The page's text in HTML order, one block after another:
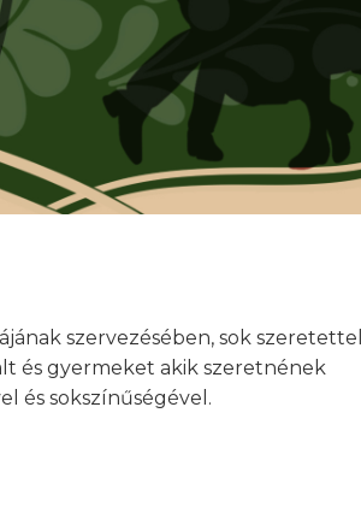
szervezésében, sok szeretettel
és gyermeket akik szeretnének
és sokszínűségével.